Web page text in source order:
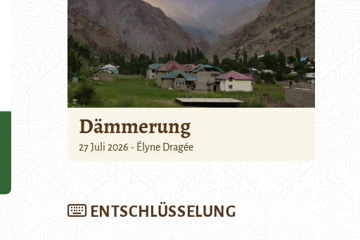
Dämmerung
27 Juli 2026 - Élyne Dragée
ENTSCHLÜSSELUNG